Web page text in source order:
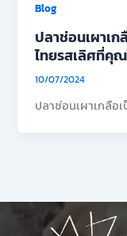
Blog
ปลาช่อนเผาเ
ไทยรสเลิศที่คุ
10/07/2024
ปลาช่อนเผาเกลือเ